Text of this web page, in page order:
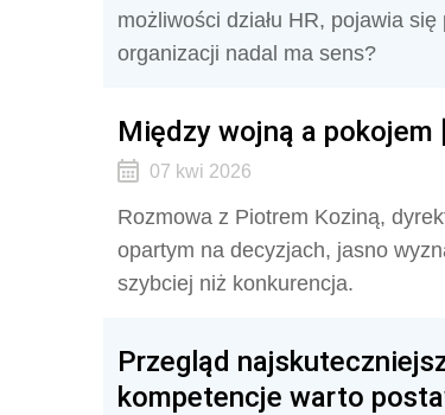
możliwości działu HR, pojawia
organizacji nadal ma sens?
Między wojną a pokojem
07 kwi 2026
Rozmowa z Piotrem Koziną,
opartym na decyzjach, jasno
szybciej niż konkurencja.
Przegląd
kompetencje warto